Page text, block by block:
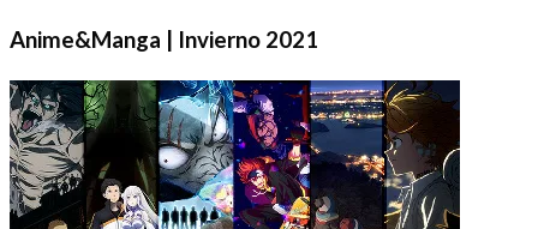
Anime&Manga | Invierno 2021